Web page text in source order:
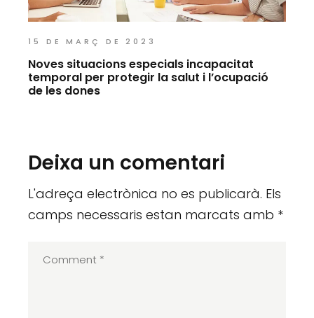
15 DE MARÇ DE 2023
Noves situacions especials incapacitat
temporal per protegir la salut i l’ocupació
de les dones
Deixa un comentari
L'adreça electrònica no es publicarà. Els
camps necessaris estan marcats amb *